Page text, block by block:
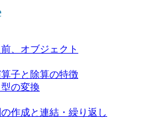
、オブジェクト
子と除算の特徴
の変換
作成と連結・繰り返し